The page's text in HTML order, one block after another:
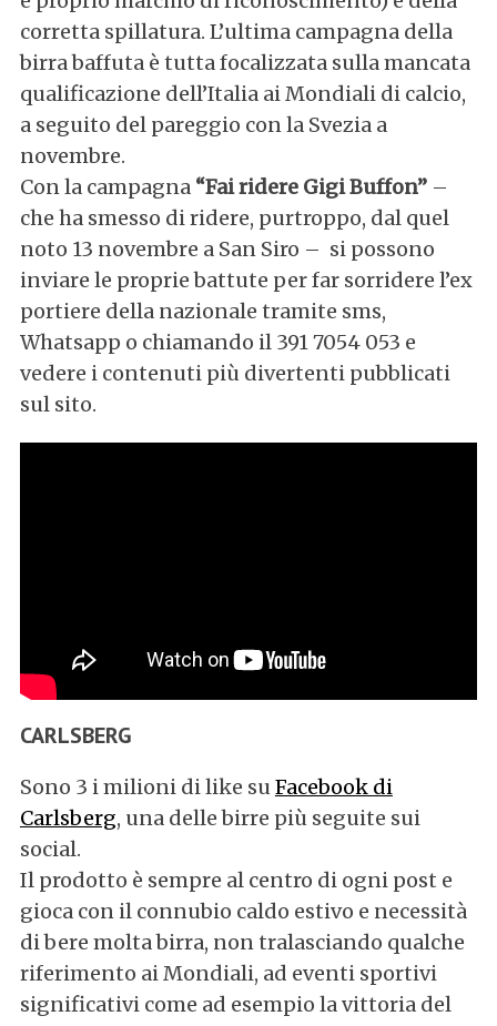
corretta spillatura. L’ultima campagna della
birra baffuta è tutta focalizzata sulla mancata
qualificazione dell’Italia ai Mondiali di calcio,
a seguito del pareggio con la Svezia a
novembre.
Con la campagna “Fai ridere Gigi Buffon” –
che ha smesso di ridere, purtroppo, dal quel
noto 13 novembre a San Siro – si possono
inviare le proprie battute per far sorridere l’ex
portiere della nazionale tramite sms,
Whatsapp o chiamando il 391 7054 053 e
vedere i contenuti più divertenti pubblicati
sul sito.
CARLSBERG
Sono 3 i milioni di like su Facebook di
Carlsberg, una delle birre più seguite sui
social.
Il prodotto è sempre al centro di ogni post e
gioca con il connubio caldo estivo e necessità
di bere molta birra, non tralasciando qualche
riferimento ai Mondiali, ad eventi sportivi
significativi come ad esempio la vittoria del